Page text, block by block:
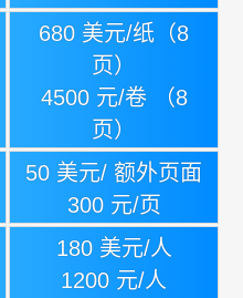
680 美元/纸（8
页）
4500 元/卷 （8
页）
50 美元/ 额外页面
300 元/页
180 美元/人
1200 元/人